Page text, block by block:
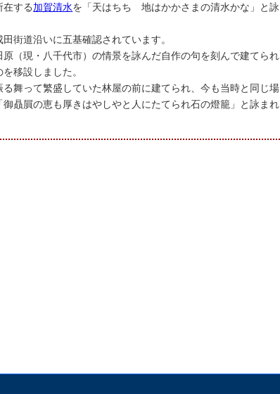
する加賀清水を「天はちち 地はかかさまの清水かな」と詠
街道沿いに五基確認されています。
（現・八千代市）の情景を詠んだ自作の句を刻んで建てられ
移設しました。
舞って繁盛していた林屋の前に建てられ、今も当時と同じ場
贔屓の恵も厚きはやしやと人にたてられ石の燈籠」と詠まれ